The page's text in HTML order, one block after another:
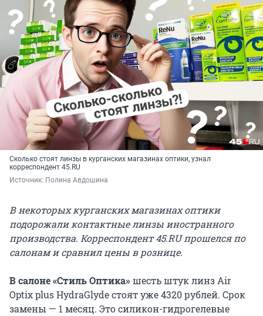
Сколько стоят линзы в курганских магазинах оптики, узнал
корреспондент 45.RU
Источник: Полина Авдошина
В некоторых курганских магазинах оптики
подорожали контактные линзы иностранного
производства. Корреспондент 45.RU прошелся по
салонам и сравнил цены в рознице.
В салоне «Стиль Оптика»шесть штук линз Air
Optix plus HydraGlyde стоят уже 4320 рублей. Срок
замены — 1 месяц. Это силикон-гидрогелевые